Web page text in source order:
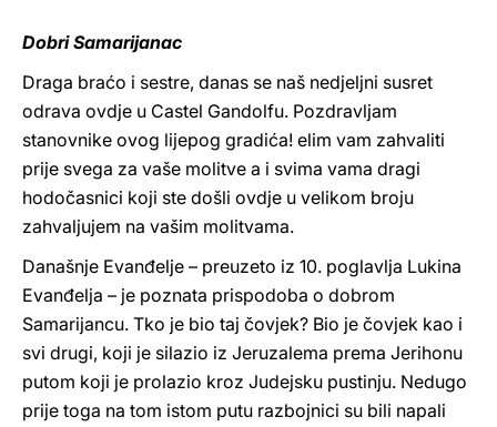
Dobri Samarijanac
Draga braćo i sestre, danas se naš nedjeljni susret
odrava ovdje u Castel Gandolfu. Pozdravljam
stanovnike ovog lijepog gradića! elim vam zahvaliti
prije svega za vaše molitve a i svima vama dragi
hodočasnici koji ste došli ovdje u velikom broju
zahvaljujem na vašim molitvama.
Današnje Evanđelje – preuzeto iz 10. poglavlja Lukina
Evanđelja – je poznata prispodoba o dobrom
Samarijancu. Tko je bio taj čovjek? Bio je čovjek kao i
svi drugi, koji je silazio iz Jeruzalema prema Jerihonu
putom koji je prolazio kroz Judejsku pustinju. Nedugo
prije toga na tom istom putu razbojnici su bili napali